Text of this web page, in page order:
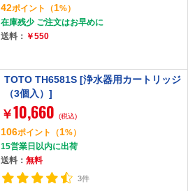
42ポイント （1%）
在庫残少 ご注文はお早めに
送料： ￥550
TOTO TH6581S [浄水器用カートリッジ
（3個入）]
￥10,660 (税込)
106ポイント （1%）
15営業日以内に出荷
送料： 無料
3件